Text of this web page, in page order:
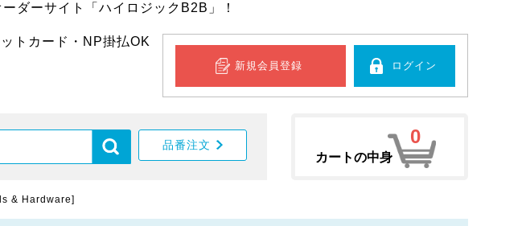
ダーサイト「ハイロジックB2B」！
トカード・NP掛払OK
新規会員登録 ログイン
品番注文
カートの中身
0
& Hardware]